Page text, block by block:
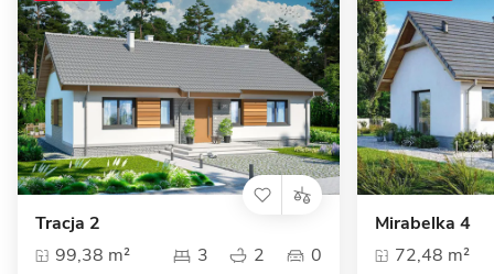
Tracja 2
99,38 m²
3 2 0
Mirabelka 4
72,48 m²